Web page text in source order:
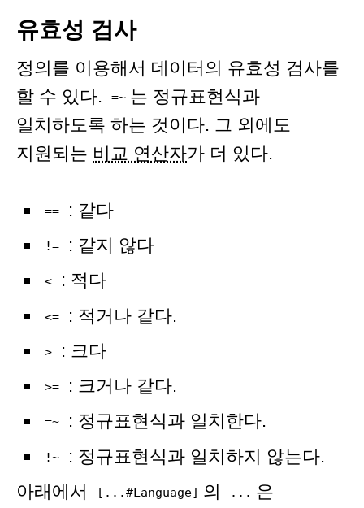
유효성 검사
정의를 이용해서 데이터의 유효성 검사를
할 수 있다.
=~ 는 정규표현식과
일치하도록 하는 것이다. 그 외에도
지원되는 비교 연산자가 더 있다.
== : 같다
!= : 같지 않다
< : 적다
<= : 적거나 같다.
> : 크다
>= : 크거나 같다.
=~ : 정규표현식과 일치한다.
!~
: 정규표현식과 일치하지 않는다.
아래에서
[...#Language] 의 ... 은